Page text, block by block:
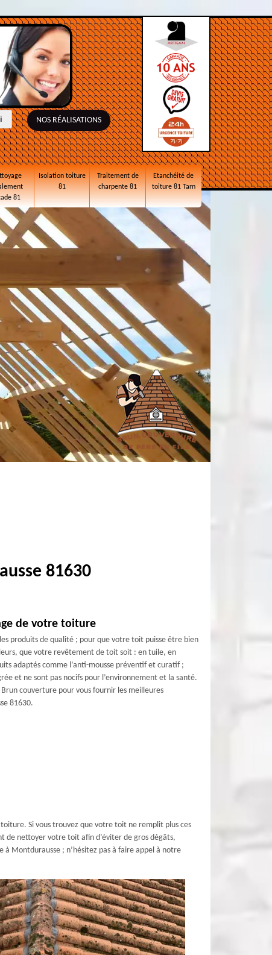
NOS RÉALISATIONS
81
Isolation toiture
81
Traitement de
charpente 81
Etanchéité de
toiture 81 Tarn
81630
de votre toiture
produits de qualité ; pour que votre toit puisse être bien
que votre revêtement de toit soit : en tuile, en
adaptés comme l’anti-mousse préventif et curatif ;
et ne sont pas nocifs pour l’environnement et la santé.
couverture pour vous fournir les meilleures
81630.
Si vous trouvez que votre toit ne remplit plus ces
de nettoyer votre toit afin d’éviter de gros dégâts,
Montdurausse ; n’hésitez pas à faire appel à notre